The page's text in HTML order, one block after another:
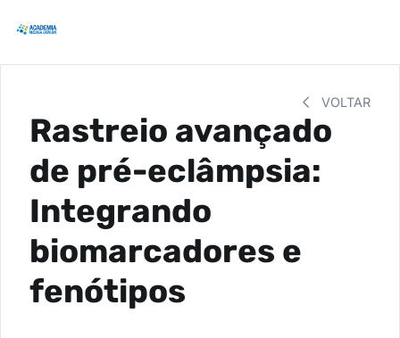
VOLTAR
Rastreio avançado
de pré-eclâmpsia:
Integrando
biomarcadores e
fenótipos